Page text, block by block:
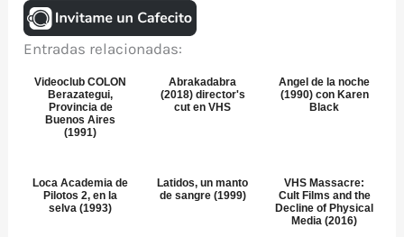
Entradas relacionadas:
Videoclub COLON
Berazategui,
Provincia de
Buenos Aires
(1991)
Abrakadabra
(2018) director's
cut en VHS
Angel de la noche
(1990) con Karen
Black
Loca Academia de
Pilotos 2, en la
selva (1993)
Latidos, un manto
de sangre (1999)
VHS Massacre:
Cult Films and the
Decline of Physical
Media (2016)